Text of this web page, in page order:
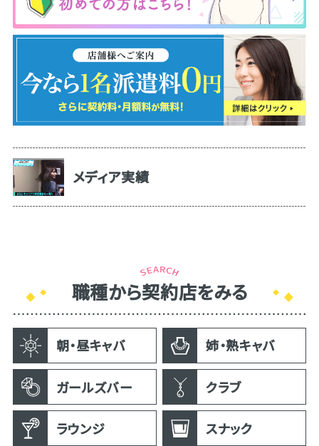
メディア実績
職種から契約店をみる
朝・昼キャバ 姉・熟キャバ
ガールズバー クラブ
ラウンジ スナック